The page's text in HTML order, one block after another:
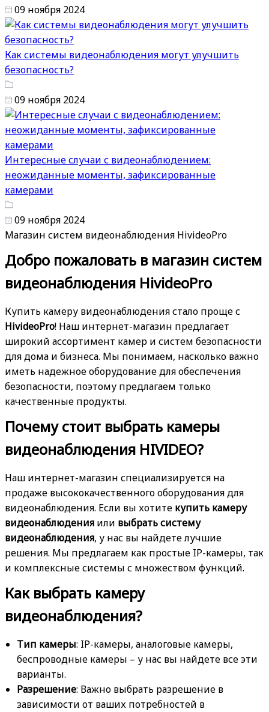
09 ноября 2024
Как системы видеонаблюдения могут улучшить
безопасность?
09 ноября 2024
Интересные случаи с видеонаблюдением:
неожиданные моменты, зафиксированные
камерами
09 ноября 2024
Магазин систем видеонаблюдения HivideoPro
Добро пожаловать в магазин систем
видеонаблюдения HivideoPro
Купить камеру видеонаблюдения стало проще с
HivideoPro! Наш интернет-магазин предлагает
широкий ассортимент камер и систем безопасности
для дома и бизнеса. Мы понимаем, насколько важно
иметь надежное оборудование для обеспечения
безопасности, поэтому предлагаем только
качественные продукты.
Почему стоит выбрать камеры
видеонаблюдения HIVIDEO?
Наш интернет-магазин специализируется на
продаже высококачественного оборудования для
видеонаблюдения. Если вы хотите купить камеру
видеонаблюдения или выбрать систему
видеонаблюдения, у нас вы найдете лучшие
решения. Мы предлагаем как простые IP-камеры, так
и комплексные системы с множеством функций.
Как выбрать камеру
видеонаблюдения?
Тип камеры: IP-камеры, аналоговые камеры,
беспроводные камеры – у нас вы найдете все эти
варианты.
Разрешение: Важно выбрать разрешение в
зависимости от ваших потребностей в